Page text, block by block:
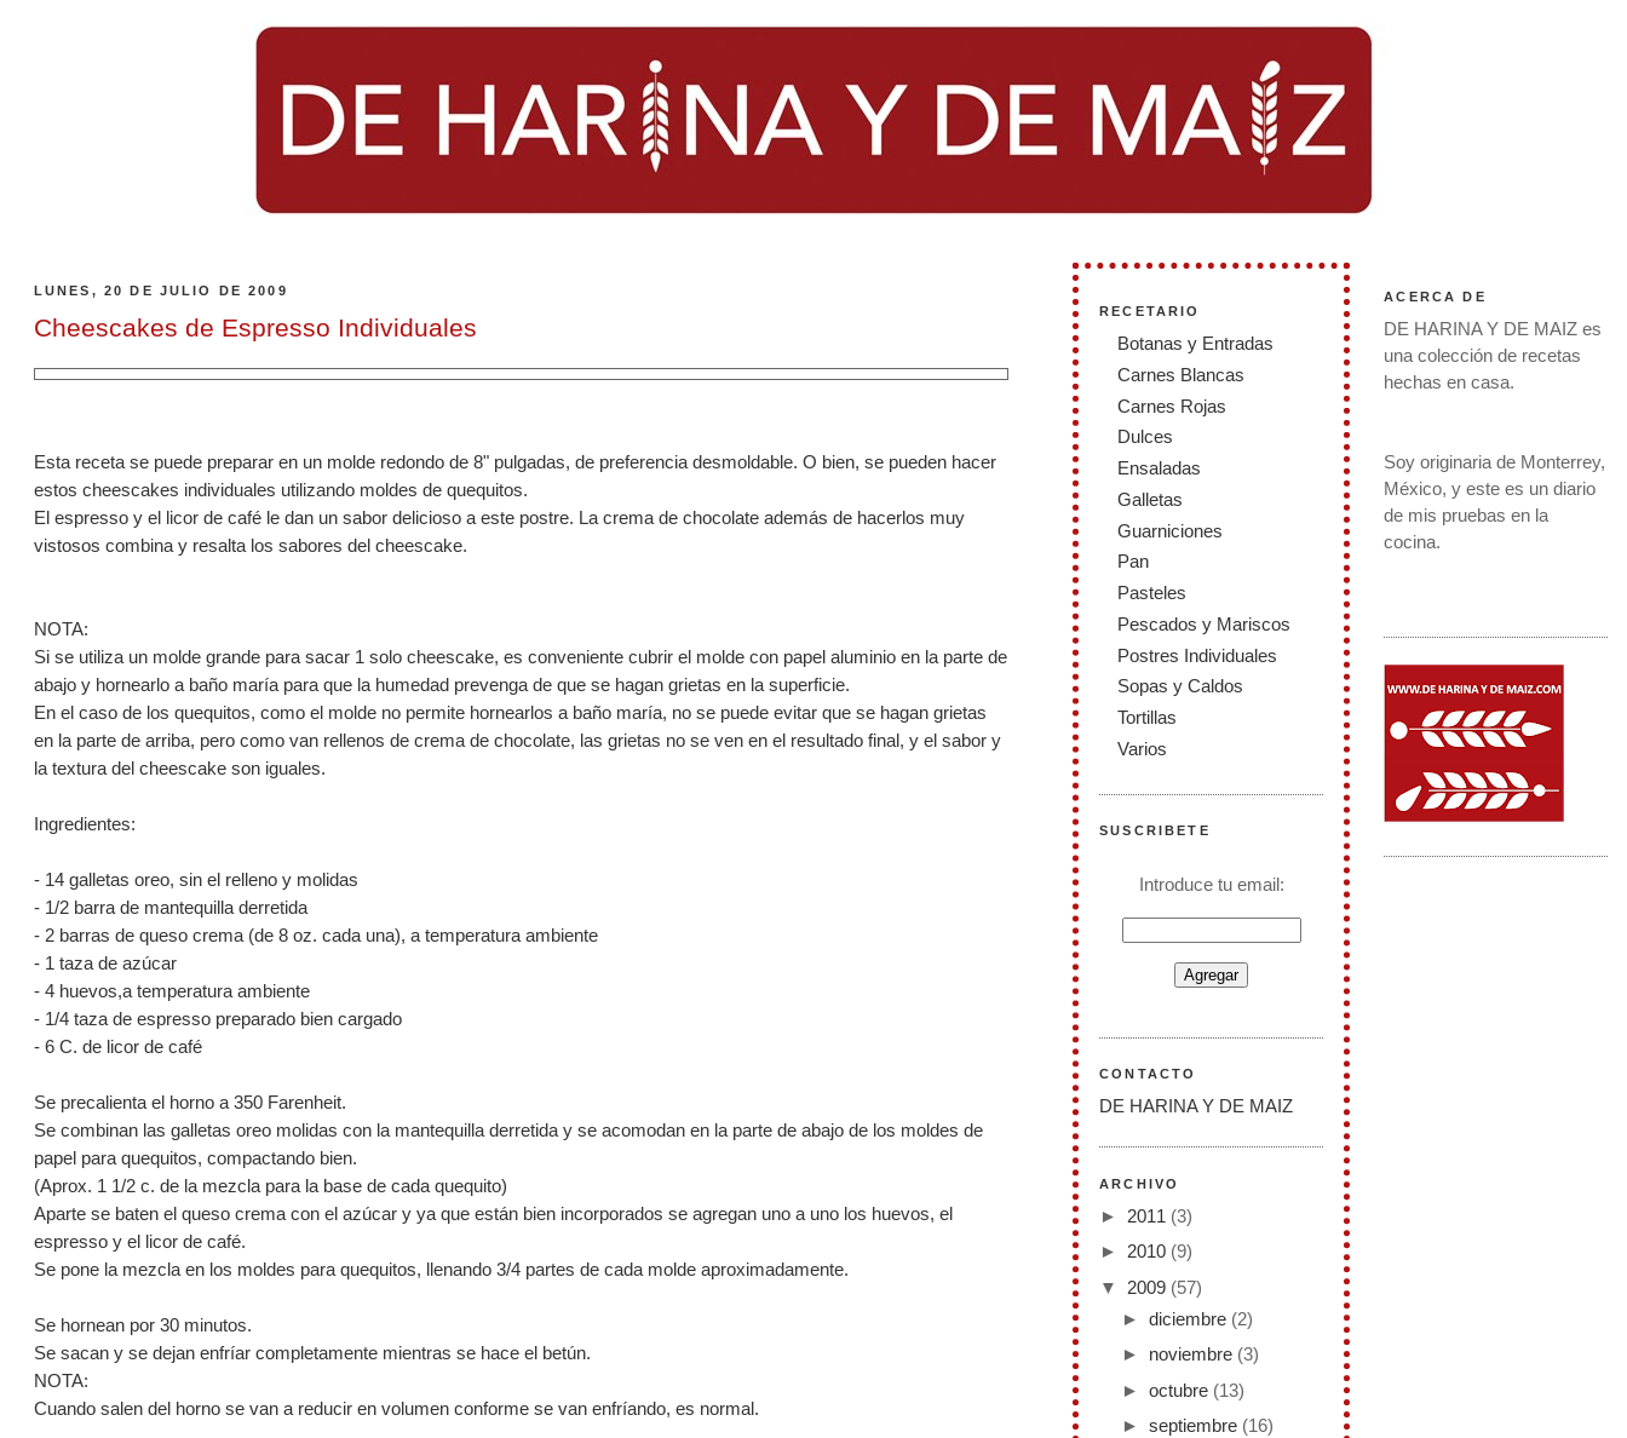
ACERCA DE
DE HARINA Y DE MAIZ es
una colección de recetas
hechas en casa.
Soy originaria de Monterrey,
México, y este es un diario
de mis pruebas en la
cocina.
LUNES, 20 DE JULIO DE 2009
Cheescakes de Espresso Individuales
Esta receta se puede preparar en un molde redondo de 8" pulgadas, de preferencia desmoldable. O bien, se pueden hacer
estos cheescakes individuales utilizando moldes de quequitos.
El espresso y el licor de café le dan un sabor delicioso a este postre. La crema de chocolate además de hacerlos muy
vistosos combina y resalta los sabores del cheescake.
NOTA:
Si se utiliza un molde grande para sacar 1 solo cheescake, es conveniente cubrir el molde con papel aluminio en la parte de
abajo y hornearlo a baño maría para que la humedad prevenga de que se hagan grietas en la superficie.
En el caso de los quequitos, como el molde no permite hornearlos a baño maría, no se puede evitar que se hagan grietas
en la parte de arriba, pero como van rellenos de crema de chocolate, las grietas no se ven en el resultado final, y el sabor y
la textura del cheescake son iguales.
Ingredientes:
- 14 galletas oreo, sin el relleno y molidas
- 1/2 barra de mantequilla derretida
- 2 barras de queso crema (de 8 oz. cada una), a temperatura ambiente
- 1 taza de azúcar
- 4 huevos,a temperatura ambiente
- 1/4 taza de espresso preparado bien cargado
- 6 C. de licor de café
Se precalienta el horno a 350 Farenheit.
Se combinan las galletas oreo molidas con la mantequilla derretida y se acomodan en la parte de abajo de los moldes de
papel para quequitos, compactando bien.
(Aprox. 1 1/2 c. de la mezcla para la base de cada quequito)
Aparte se baten el queso crema con el azúcar y ya que están bien incorporados se agregan uno a uno los huevos, el
espresso y el licor de café.
Se pone la mezcla en los moldes para quequitos, llenando 3/4 partes de cada molde aproximadamente.
Se hornean por 30 minutos.
Se sacan y se dejan enfríar completamente mientras se hace el betún.
NOTA:
Cuando salen del horno se van a reducir en volumen conforme se van enfríando, es normal.
RECETARIO
Botanas y Entradas
Carnes Blancas
Carnes Rojas
Dulces
Ensaladas
Galletas
Guarniciones
Pan
Pasteles
Pescados y Mariscos
Postres Individuales
Sopas y Caldos
Tortillas
Varios
SUSCRIBETE
Introduce tu email:
CONTACTO
DE HARINA Y DE MAIZ
ARCHIVO
► 2011 (3)
►2010 (9)
▼ 2009 (57)
►diciembre (2)
► noviembre (3)
►octubre (13)
►septiembre (16)